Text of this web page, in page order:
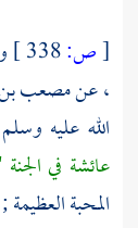
[ص:
، عنمصعب
الله عليه
عائشة في
المحبة